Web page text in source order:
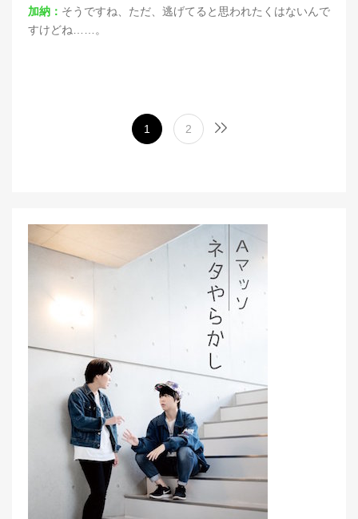
加納： そうですね、ただ、逃げてると思われたくはないんで
すけどね……。
1 2